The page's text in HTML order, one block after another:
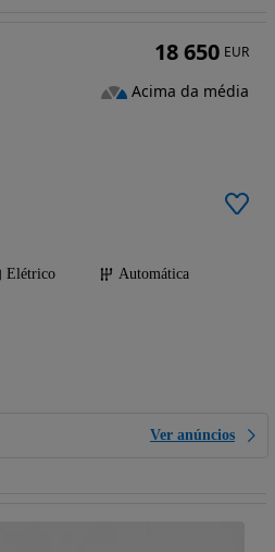
Elétrico
Automática
Ver anúncios
18 650 EUR
Acima da média